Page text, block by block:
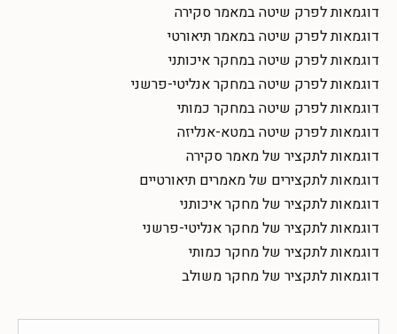
דוגמאות לפרק שיטה במאמר סקירה
דוגמאות לפרק שיטה במאמר תיאורטי
דוגמאות לפרק שיטה במחקר איכותני
דוגמאות לפרק שיטה במחקר אנליטי-פרשני
דוגמאות לפרק שיטה במחקר כמותי
דוגמאות לפרק שיטה במטא-אנליזה
דוגמאות לתקציר של מאמר סקירה
דוגמאות לתקצירים של מאמרים תיאורטיים
דוגמאות לתקציר של מחקר איכותני
דוגמאות לתקציר של מחקר אנליטי-פרשני
דוגמאות לתקציר של מחקר כמותי
דוגמאות לתקציר של מחקר משולב